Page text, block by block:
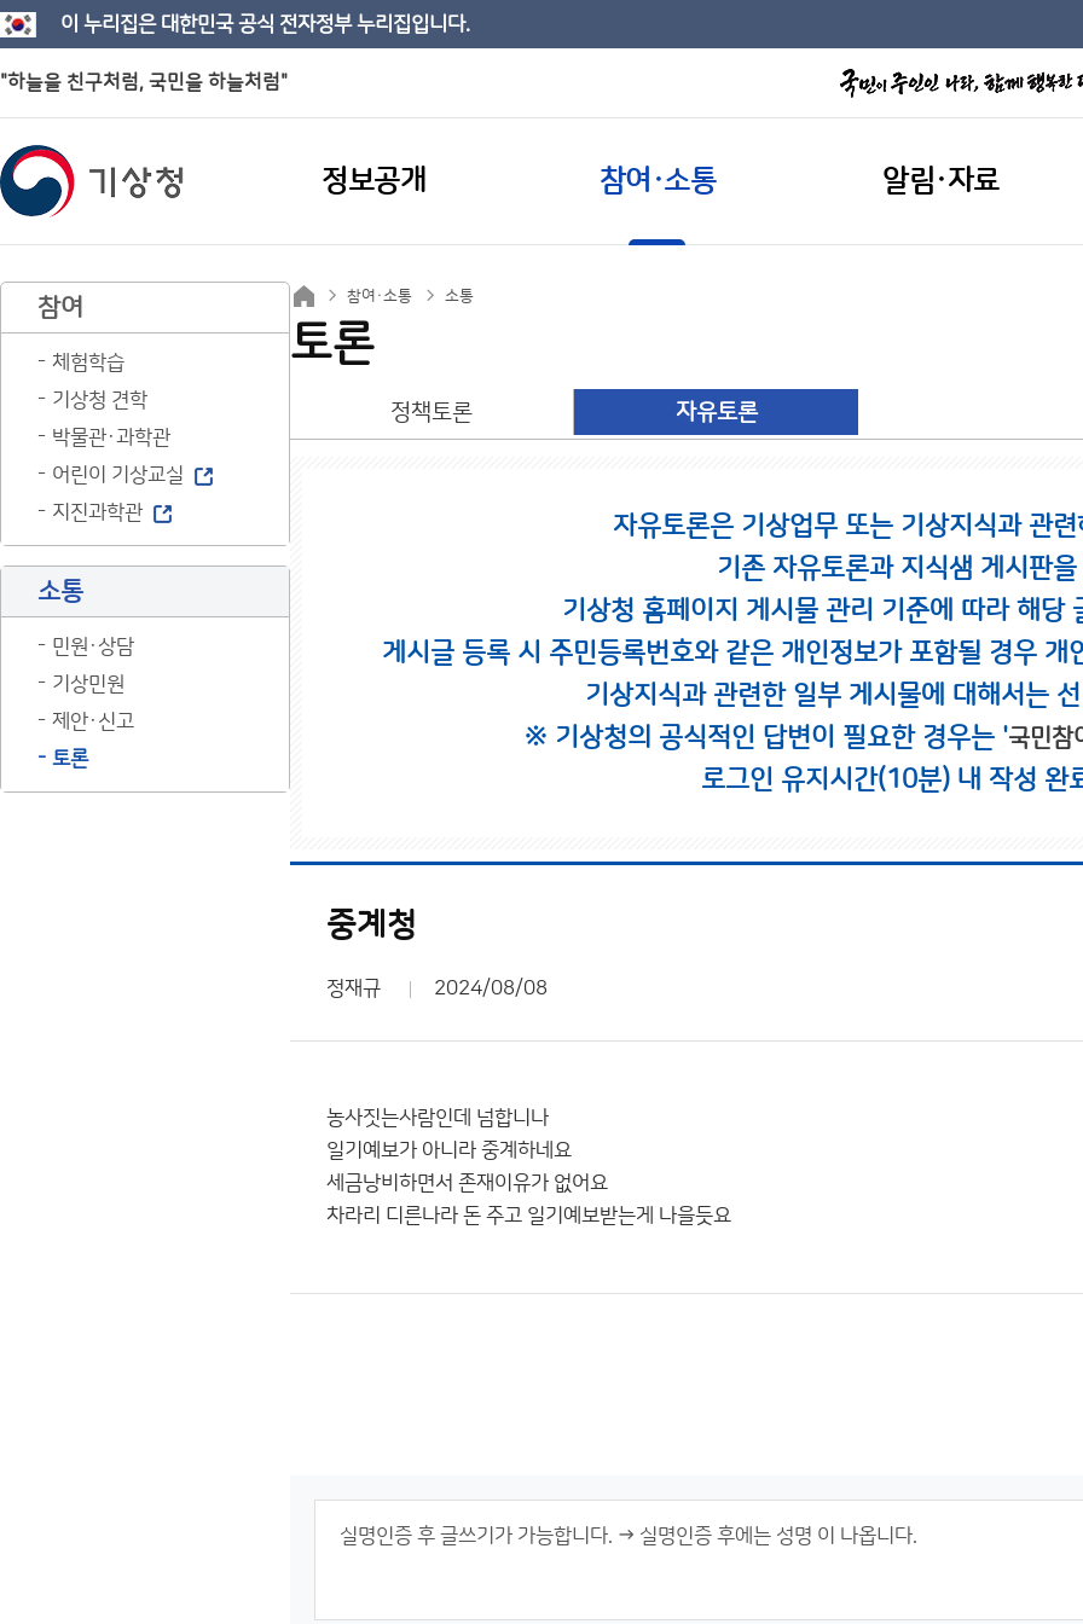
이 누리집은 대한민국 공식 전자정부 누리집입니다.
"하늘을 친구처럼, 국민을 하늘처럼"
정보공개 참여·소통 알림·자료
참여
체험학습
기상청 견학
박물관·과학관
어린이 기상교실
지진과학관
소통
민원·상담
기상민원
제안·신고
토론
참여·소통 소통
토론
정책토론 자유토론
자유토론은 기상업무 또는 기상지식과 관
기존 자유토론과 지식샘 게시판
기상청 홈페이지 게시물 관리 기준에 따라 해당
게시글 등록 시 주민등록번호와 같은 개인정보가 포함될 경우
기상지식과 관련한 일부 게시물에 대해서는
※ 기상청의 공식적인 답변이 필요한 경우는 '국민참
로그인 유지시간(10분) 내 작성 완
중계청
정재규 2024/08/08
농사짓는사람인데 넘합니나
일기예보가 아니라 중계하네요
세금낭비하면서 존재이유가 없어요
차라리 디른나라 돈 주고 일기예보받는게 나을듯요